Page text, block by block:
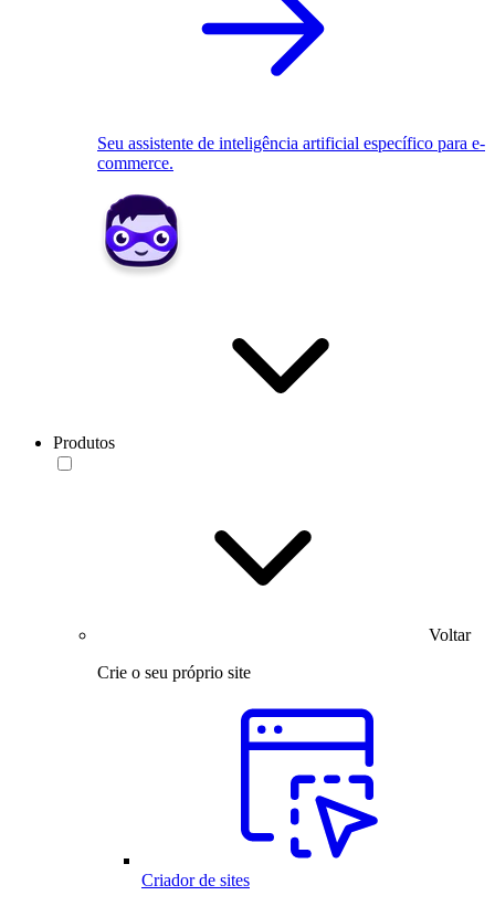
Seu assistente de inteligência artificial específico para e-
commerce.
Produtos
Voltar
Crie o seu próprio site
Criador de sites